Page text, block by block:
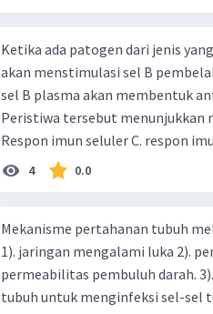
Ketika ada patogen dari jenis
akan menstimulasi sel B
sel B plasma akan membentuk
Peristiwa tersebut menunjukkan
Respon imun seluler C. respon
respon pertahanan nonspesifik
4 0.0
Mekanisme pertahanan tubuh
1). jaringan mengalami luka 2).
permeabilitas pembuluh darah.
tubuh untuk menginfeksi sel-sel